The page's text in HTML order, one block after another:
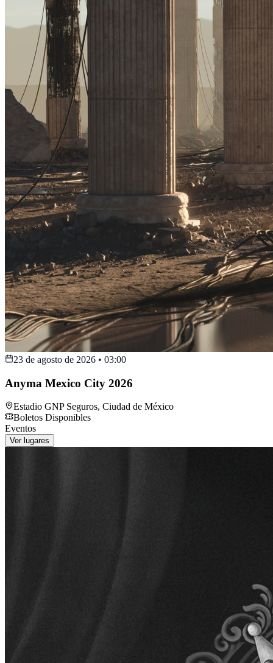
23 de agosto de 2026 • 03:00
Anyma Mexico City 2026
Estadio GNP Seguros, Ciudad de México
Boletos Disponibles
Eventos
Ver lugares